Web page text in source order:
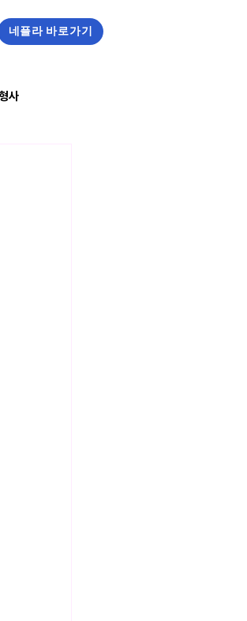
네플라 바로가기
사